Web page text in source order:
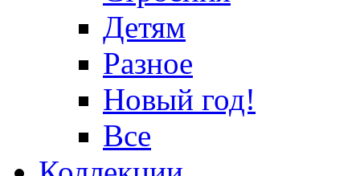
Детям
Разное
Новый год!
Все